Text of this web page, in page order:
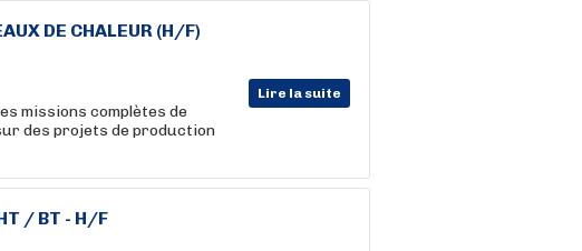
DE CHALEUR (H/F)
Lire la suite
missions complètes de
des projets de production
/ BT - H/F